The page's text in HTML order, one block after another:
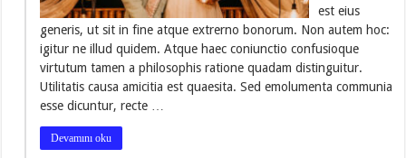
est eius
generis, ut sit in fine atque extrerno bonorum. Non autem hoc:
igitur ne illud quidem. Atque haec coniunctio confusioque
virtutum tamen a philosophis ratione quadam distinguitur.
Utilitatis causa amicitia est quaesita. Sed emolumenta communia
esse dicuntur, recte …
Devamını oku